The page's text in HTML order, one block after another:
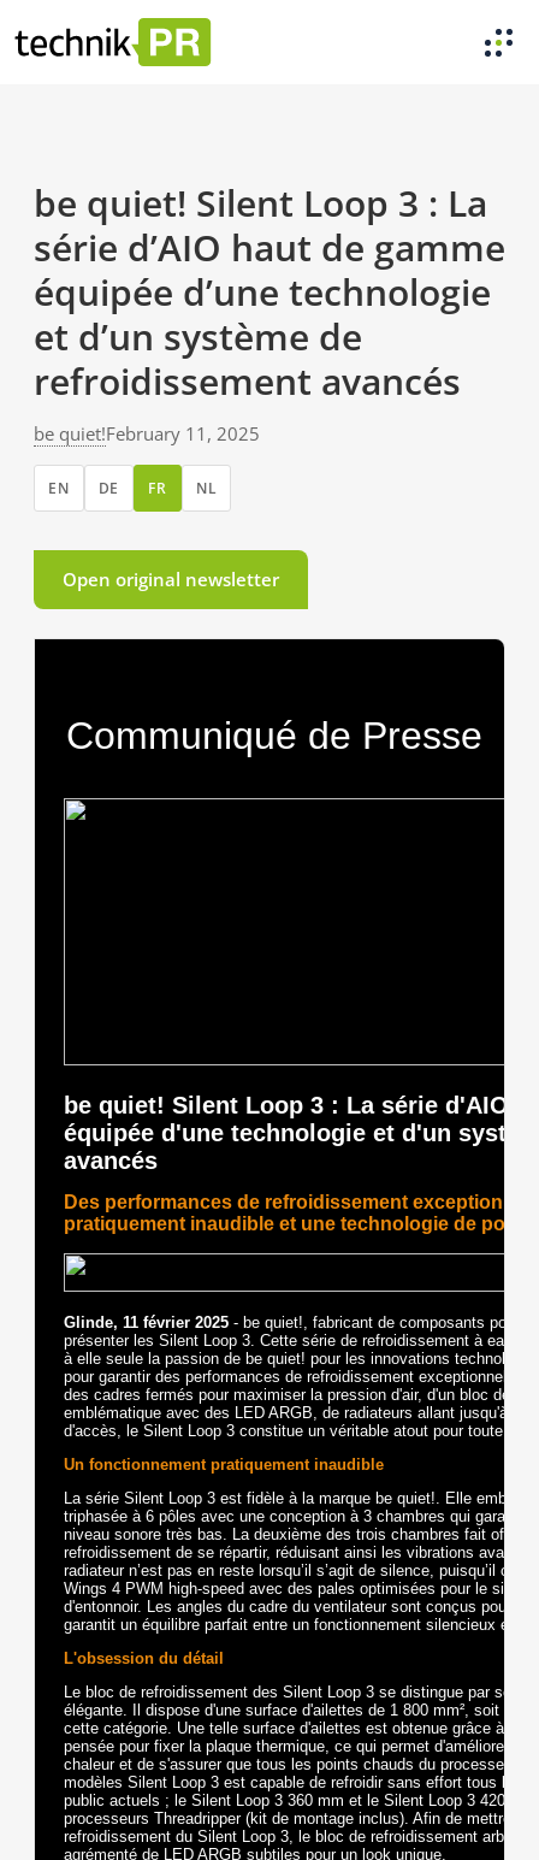
be quiet! Silent Loop 3 : La
série d’AIO haut de gamme
équipée d’une technologie
et d’un système de
refroidissement avancés
be quiet!February 11, 2025
EN DE FR NL
Open original newsletter